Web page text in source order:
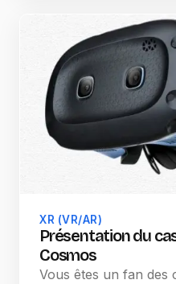
XR (VR/AR)
Présentation du
Cosmos
Vous êtes un fan des